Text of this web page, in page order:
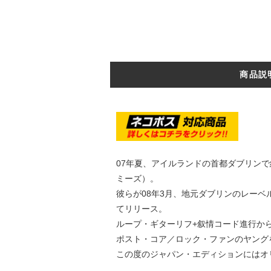
商品説
07年夏、アイルランドの首都ダブリン
ミーズ）。
彼らが08年3月、地元ダブリンのレー
てリリース。
ループ・ギターリフ+叙情コード進行
ポスト・コア／ロック・ファンのヤン
この度のジャパン・エディションには